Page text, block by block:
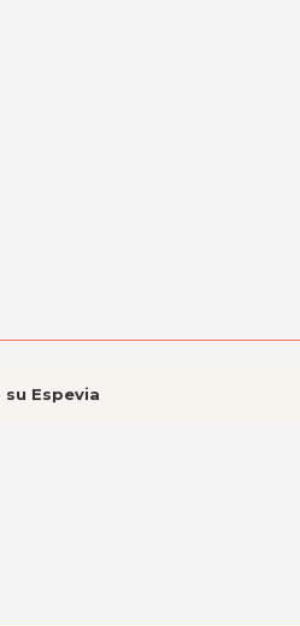
Espevia